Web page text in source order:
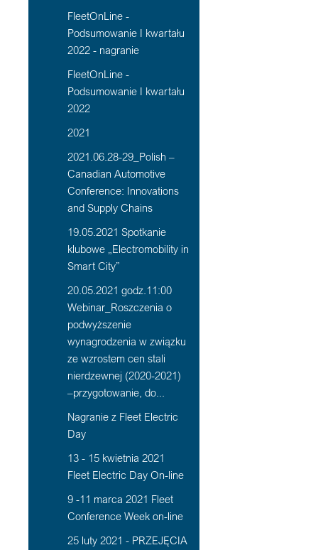
FleetOnLine -
Podsumowanie I kwartału
2022 - nagranie
FleetOnLine -
Podsumowanie I kwartału
2022
2021
2021.06.28-29_Polish –
Canadian Automotive
Conference: Innovations
and Supply Chains
19.05.2021 Spotkanie
klubowe „Electromobility in
Smart City”
20.05.2021 godz.11:00
Webinar_Roszczenia o
podwyższenie
wynagrodzenia w związku
ze wzrostem cen stali
nierdzewnej (2020-2021)
–przygotowanie, do...
Nagranie z Fleet Electric
Day
13 - 15 kwietnia 2021
Fleet Electric Day On-line
9 -11 marca 2021 Fleet
Conference Week on-line
25 luty 2021 - PRZEJĘCIA